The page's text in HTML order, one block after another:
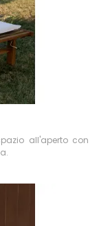
all'aperto con